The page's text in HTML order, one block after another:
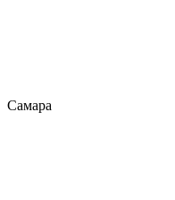
Самара